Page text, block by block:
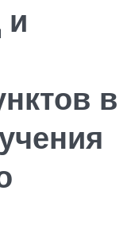
и
в